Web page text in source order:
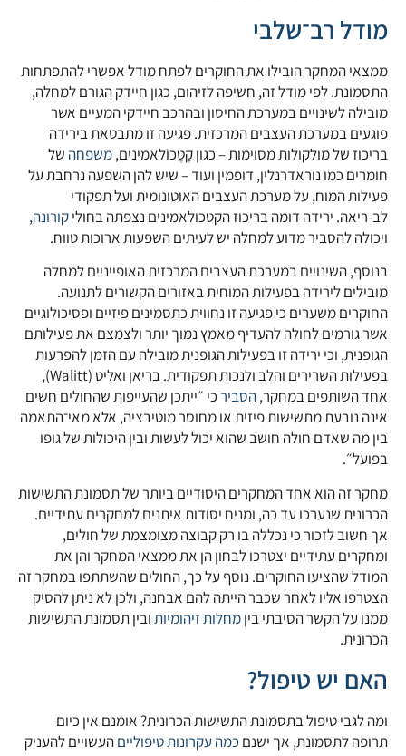
מודל רב־שלבי
ממצאי המחקר הובילו את החוקרים לפתח מודל אפשרי להתפתחות
התסמונת. לפי מודל זה, חשיפה לזיהום, כגון חיידק הגורם למחלה,
מובילה לשינויים במערכת החיסון ובהרכב חיידקי המעיים אשר
פוגעים במערכת העצבים המרכזית. פגיעה זו מתבטאת בירידה
בריכוז של מולקולות מסוימות – כגון קָטֶכוֹלאמינים,משפחה של
חומרים כמו נוראדרנלין, דופמין ועוד – שיש להן השפעה נרחבת על
פעילות המוח, על מערכת העצבים האוטונומית ועל תפקודי
לב-ריאה. ירידה דומה בריכוז הקטכולאמינים נצפתה בחוליקורונה,
ויכולה להסביר מדוע למחלה יש לעיתים השפעות ארוכות טווח.
בנוסף, השינויים במערכת העצבים המרכזית האופייניים למחלה
מובילים לירידה בפעילות המוחית באזורים הקשורים לתנועה.
החוקרים משערים כי פגיעה זו נחווית כתסמינים פיזיים ופסיכולוגיים
אשר גורמים לחולה להעדיף מאמץ נמוך יותר ולצמצם את פעילותם
הגופנית, וכי ירידה זו בפעילות הגופנית מובילה עם הזמן להפרעות
בפעילות השרירים והלב ולנכות תפקודית. ​​בריאן ואליט (Walitt),
אחד השותפים במחקר,הסבירכי ״ייתכן שהעייפות שהחולים חשים
אינה נובעת מתשישות פיזית או מחוסר מוטיבציה, אלא מאי־התאמה
בין מה שאדם חולה חושב שהוא יכול לעשות ובין היכולות של גופו
בפועל״.
מחקר זה הוא אחד המחקרים היסודיים ביותר של תסמונת התשישות
הכרונית שנערכו עד כה, ומניח יסודות איתנים למחקרים עתידיים.
אך חשוב לזכור כי נכללה בו רק קבוצה מצומצמת של חולים,
ומחקרים עתידיים יצטרכו לבחון הן את ממצאי המחקר והן את
המודל שהציעו החוקרים. נוסף על כך, החולים שהשתתפו במחקר זה
הצטרפו אליו לאחר שכבר הייתה להם אבחנה, ולכן לא ניתן להסיק
ממנו על הקשר הסיבתי ביןמחלות זיהומיותובין תסמונת התשישות
הכרונית.
האם יש טיפול?
ומה לגבי טיפול בתסמונת התשישות הכרונית? אומנם אין כיום
תרופה לתסמונת, אך ישנם כמה עקרונות טיפולייםהעשויים להעניק